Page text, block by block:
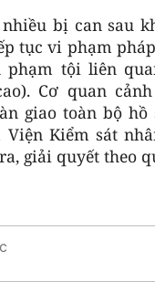
bị can sau
tục vi phạm
phạm tội liên
Cơ quan
giao toàn bộ
Kiểm sát
giải quyết theo